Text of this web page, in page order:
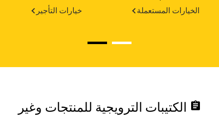
خيارات التأجير الخيارات المستعملة
assignment الكتيبات الترويجية للمنتجات وغير